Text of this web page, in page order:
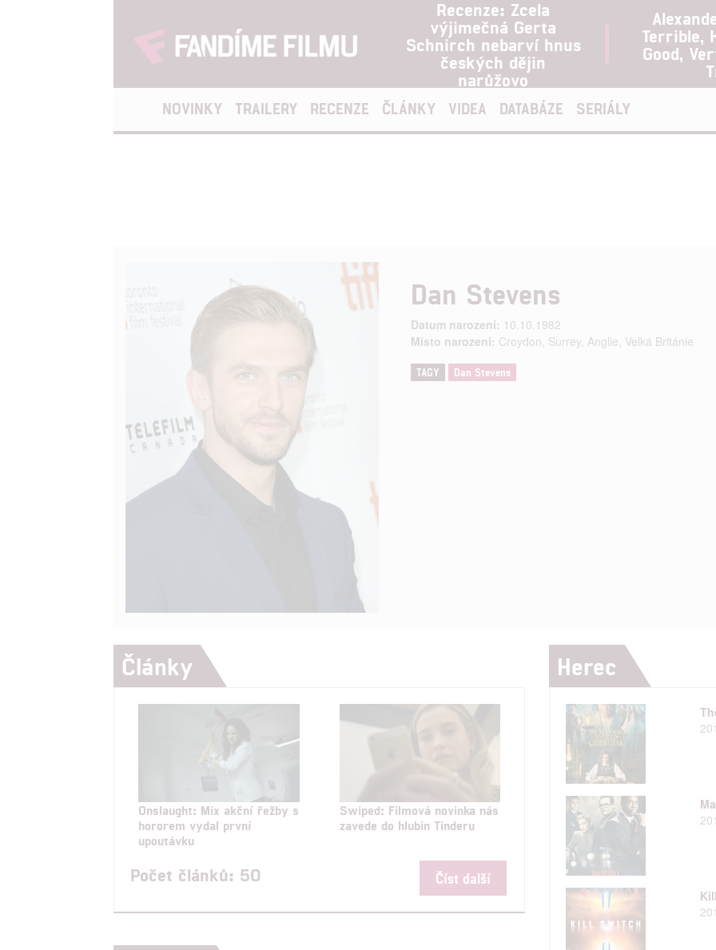
Recenze: Zcela
výjimečná Gerta
Schnirch nebarví hnus
českých dějin
narůžovo
Terrible,
Good,
NOVINKY TRAILERY RECENZE ČLÁNKY VIDEA DATABÁZE SERIÁLY
Dan Stevens
Datum narození: 10.10.1982
Místo narození: Croydon, Surrey, Anglie, Velká Británie
TAGY Dan Stevens
Články
Onslaught: Mix akční řežby s
hororem vydal první
upoutávku
Swiped: Filmová novinka nás
zavede do hlubin Tinderu
Počet článků: 50 Číst další
Herec